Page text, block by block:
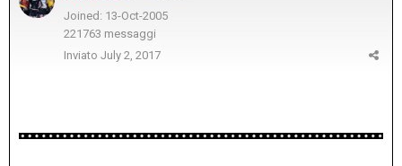
Joined: 13-Oct-2005
221763 messaggi
Inviato July 2, 2017